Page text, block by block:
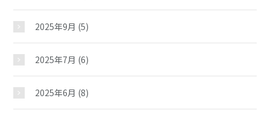
2025年9月 (5)
2025年7月 (6)
2025年6月 (8)